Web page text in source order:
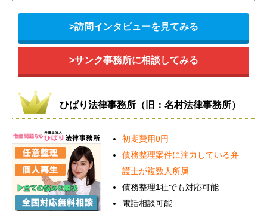
>訪問インタビューを見てみる
>サンク事務所に相談してみる
ひばり法律事務所（旧：名村法律事務所）
初期費用0円
債務整理案件に注力している弁
護士が複数人所属
債務整理1社でも対応可能
電話相談可能